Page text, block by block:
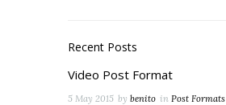
Recent Posts
Video Post Format
5 May 2015 by benito in Post Formats